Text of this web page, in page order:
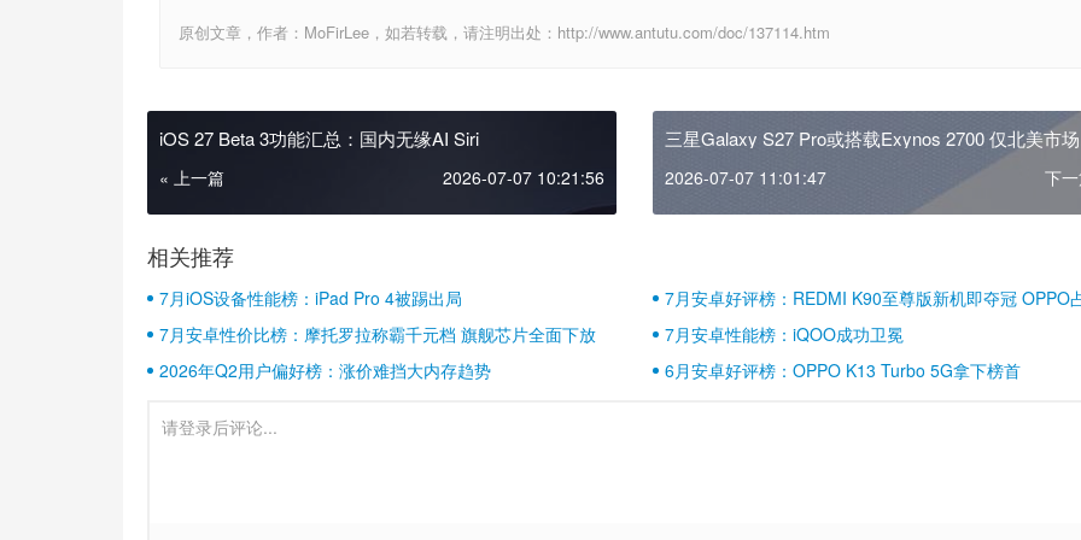
原创文章，作者：MoFirLee，如若转载，请注明出处：http://www.antutu.com/doc/137114.htm
iOS 27 Beta 3功能汇总：国内无缘AI Siri
« 上一篇 2026-07-07 10:21:56
三星Galaxy S27 Pro或搭载Exynos 2700 仅北美市
2026-07-07 11:01:47 下
相关推荐
7月iOS设备性能榜：iPad Pro 4被踢出局
7月安卓好评榜：REDMI K90至尊版新机即夺冠 OPPO
壁江山
7月安卓性价比榜：摩托罗拉称霸千元档 旗舰芯片全面下放
7月安卓性能榜：iQOO成功卫冕
2026年Q2用户偏好榜：涨价难挡大内存趋势
6月安卓好评榜：OPPO K13 Turbo 5G拿下榜首